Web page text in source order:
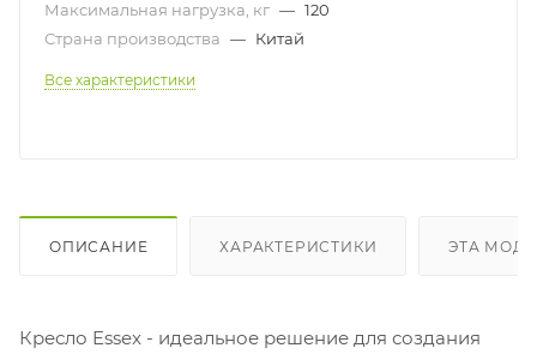
Максимальная нагрузка, кг — 120
Страна производства — Китай
Все характеристики
ОПИСАНИЕ ХАРАКТЕРИСТИКИ ЭТА
Кресло Essex - идеальное решение для создания